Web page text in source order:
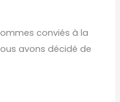
conviés à la
avons décidé de